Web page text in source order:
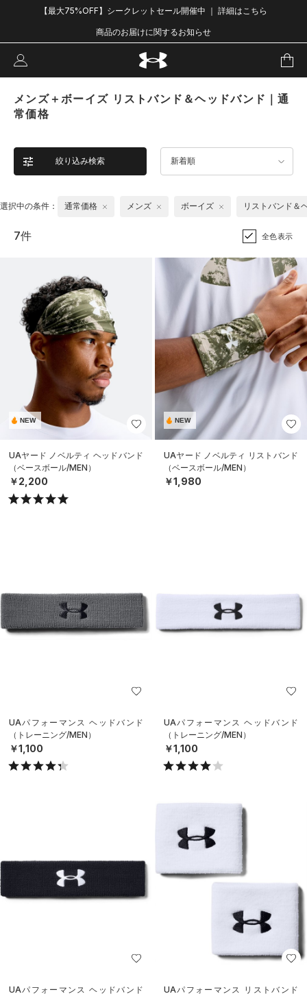
【最大75%OFF】シークレットセール開催中 ｜ 詳細はこちら
商品のお届けに関するお知らせ
メンズ＋ボーイズ リストバンド＆ヘッドバンド｜通
常価格
絞り込み検索 新着順
選択中の条件： 通常価格 メンズ ボーイズ リストバンド＆
7件 全色表示
NEW
UAヤード ノベルティ ヘッドバンド
（ベースボール/MEN）
￥2,200
NEW
UAヤード ノベルティ リストバンド
（ベースボール/MEN）
￥1,980
UAパフォーマンス ヘッドバンド
（トレーニング/MEN）
￥1,100
UAパフォーマンス ヘッドバンド
（トレーニング/MEN）
￥1,100
UAパフォーマンス ヘッドバンド
UAパフォーマンス リストバンド